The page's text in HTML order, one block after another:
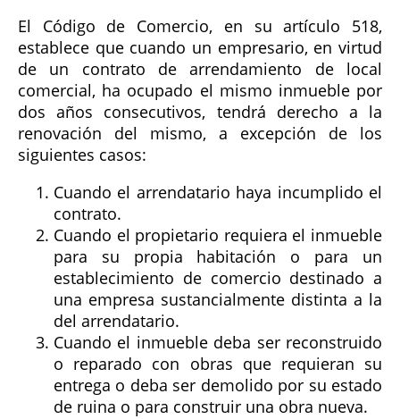
El Código de Comercio, en su artículo 518,
establece que cuando un empresario, en virtud
de un contrato de arrendamiento de local
comercial, ha ocupado el mismo inmueble por
dos años consecutivos, tendrá derecho a la
renovación del mismo, a excepción de los
siguientes casos:
Cuando el arrendatario haya incumplido el
contrato.
Cuando el propietario requiera el inmueble
para su propia habitación o para un
establecimiento de comercio destinado a
una empresa sustancialmente distinta a la
del arrendatario.
Cuando el inmueble deba ser reconstruido
o reparado con obras que requieran su
entrega o deba ser demolido por su estado
de ruina o para construir una obra nueva.